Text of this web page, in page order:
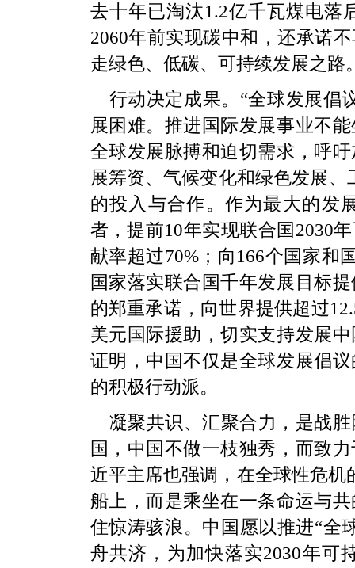
去十年已淘汰1.2亿千瓦煤电落
2060年前实现碳中和，还承诺
走绿色、低碳、可持续发展之路
行动决定成果。“全球发展倡
展困难。推进国际发展事业不
全球发展脉搏和迫切需求，呼
展筹资、气候变化和绿色发展
的投入与合作。作为最大的发
者，提前10年实现联合国2030
献率超过70%；向166个国家和
国家落实联合国千年发展目标
的郑重承诺，向世界提供超过
美元国际援助，切实支持发展
证明，中国不仅是全球发展倡
的积极行动派。
凝聚共识、汇聚合力，是战
国，中国不做一枝独秀，而致
近平主席也强调，在全球性危
船上，而是乘坐在一条命运与
住惊涛骇浪。中国愿以推进“全
舟共济，为加快落实2030年可